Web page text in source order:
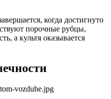
когда достигнуто
порочные рубцы,
а культя оказывается